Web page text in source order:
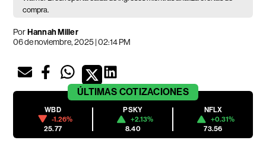
compra.
PorHannah Miller
06 de noviembre, 2025 | 02:14 PM
ÚLTIMAS COTIZACIONES
WBD
-1.26%
25.77
PSKY
+2.13%
8.40
NFLX
+0.31%
73.56